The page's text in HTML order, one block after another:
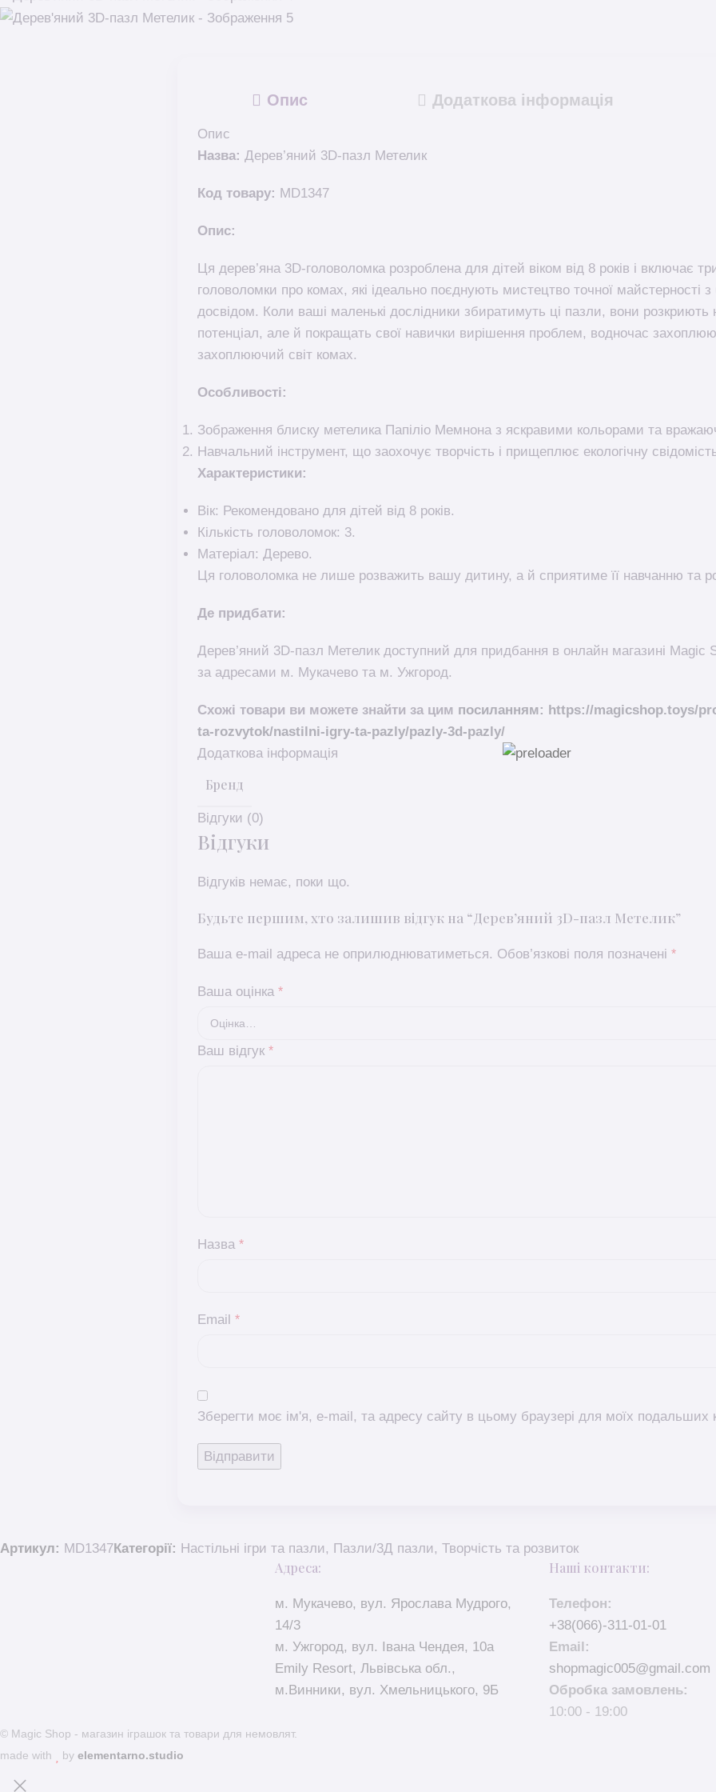
Опис Додаткова інформація
Опис
Назва: Дерев’яний 3D-пазл Метелик
Код товару: MD1347
Опис:
Ця дерев’яна 3D-головоломка розроблена для дітей віком від 8 років і включає
головоломки про комах, які ідеально поєднують мистецтво точної майстерності
досвідом. Коли ваші маленькі дослідники збиратимуть ці пазли, вони
потенціал, але й покращать свої навички вирішення проблем, водночас
захоплюючий світ комах.
Особливості:
Зображення блиску метелика Папіліо Мемнона з яскравими кольорами та
Навчальний інструмент, що заохочує творчість і прищеплює екологічну
Характеристики:
Вік: Рекомендовано для дітей від 8 років.
Кількість головоломок: 3.
Матеріал: Дерево.
Ця головоломка не лише розважить вашу дитину, а й сприятиме її навчанню та
Де придбати:
Дерев’яний 3D-пазл Метелик доступний для придбання в онлайн магазині
за адресами м. Мукачево та м. Ужгород.
Схожі товари ви можете знайти за цим посиланням: https://magicshop.toys/
ta-rozvytok/nastilni-igry-ta-pazly/pazly-3d-pazly/
Додаткова інформація
Бренд
Відгуки (0)
Відгуки
Відгуків немає, поки що.
Будьте першим, хто залишив відгук на “Дерев’яний 3D-пазл Метелик”
Ваша e-mail адреса не оприлюднюватиметься. Обов’язкові поля позначені *
Ваша оцінка *
Ваш відгук *
Назва *
Email *
Зберегти моє ім'я, e-mail, та адресу сайту в цьому браузері для моїх подальших
Артикул: MD1347Категорії: Настільні ігри та пазли, Пазли/3Д пазли, Творчість та розвиток
Адреса:
м. Мукачево, вул. Ярослава Мудрого,
14/3
м. Ужгород, вул. Івана Чендея, 10а
Emily Resort, Львівська обл.,
м.Винники, вул. Хмельницького, 9Б
Наші контакти:
Телефон:
+38(066)-311-01-01
Email:
shopmagic005@gmail.com
Обробка замовлень:
10:00 - 19:00
© Magic Shop - магазин іграшок та товари для немовлят.
made with
by elementarno.studio